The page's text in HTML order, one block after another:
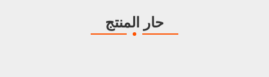
حار المنتج